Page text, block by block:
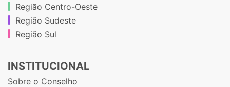
Região Centro-Oeste
Região Sudeste
Região Sul
INSTITUCIONAL
Sobre o Conselho